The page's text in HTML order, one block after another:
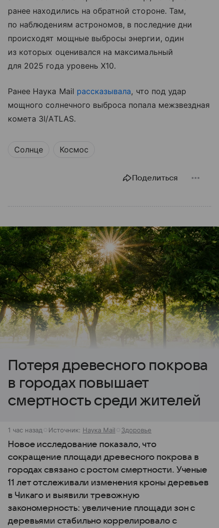
ранее находились на обратной стороне. Там,
по наблюдениям астрономов, в последние дни
происходят мощные выбросы энергии, один
из которых оценивался на максимальный
для 2025 года уровень X10.
Ранее Наука Mail рассказывала, что под удар
мощного солнечного выброса попала межзвездная
комета 3I/ATLAS.
Солнце Космос
Поделиться
Потеря древесного покрова
в городах повышает
смертность среди жителей
1 час назад Источник: Наука Mail Здоровье
Новое исследование показало, что
сокращение площади древесного покрова в
городах связано с ростом смертности. Ученые
11 лет отслеживали изменения кроны деревьев
в Чикаго и выявили тревожную
закономерность: увеличение площади зон с
деревьями стабильно коррелировало с